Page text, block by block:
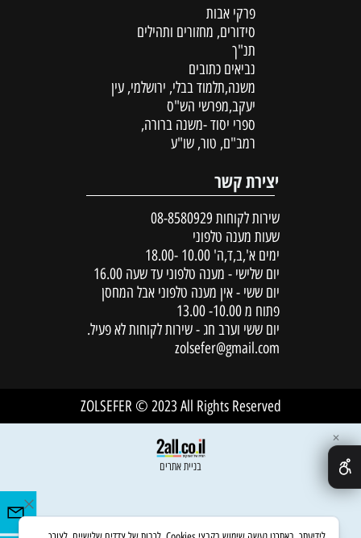
פרקי אבות
סידורים, מחזורים ותהילים
תנ"ך
נביאים כתובים
משנה,תלמוד בבלי, ירושלמי, עין
יעקב,מפרשי הש"ס
ספרי יסוד -משנה ברורה,
רמב"ם, טור, שו"ע
יצירת קשר
שירות לקוחות 08-8580929
שעות מענה טלפוני
ימים א',ב,ד,ה' 10.00 -18.00
יום שלישי - מענה טלפוני עד שעה 16.00
יום ששי - אין מענה טלפוני אבל המחסן
פתוח מ 10.00- 13.00
יום ששי וערב חג - שירות לקוחות לא פעיל.
zolsefer@gmail.com
ZOLSEFER © 2023 All Rights Reserved
בניית אתרים
✕